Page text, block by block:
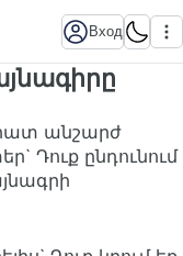
Вход
անշարժ
Դուք ընդունում